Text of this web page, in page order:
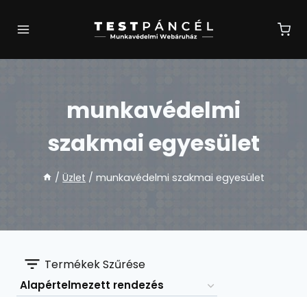
munkavédelmi
szakmai egyesület
/ Üzlet / munkavédelmi szakmai egyesület
Termékek Szűrése